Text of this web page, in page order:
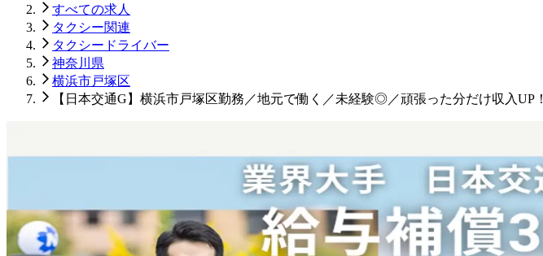
すべての求人
タクシー関連
タクシードライバー
神奈川県
横浜市戸塚区
【日本交通G】横浜市戸塚区勤務／地元で働く／未経験◎／頑張った分だけ収入UP！